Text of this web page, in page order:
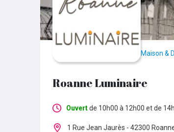
Maison &
Roanne Luminaire
Ouvertde 10h00 à 12h00 et de
Lundi : Fermé
1 Rue Jean Jaurès - 42300